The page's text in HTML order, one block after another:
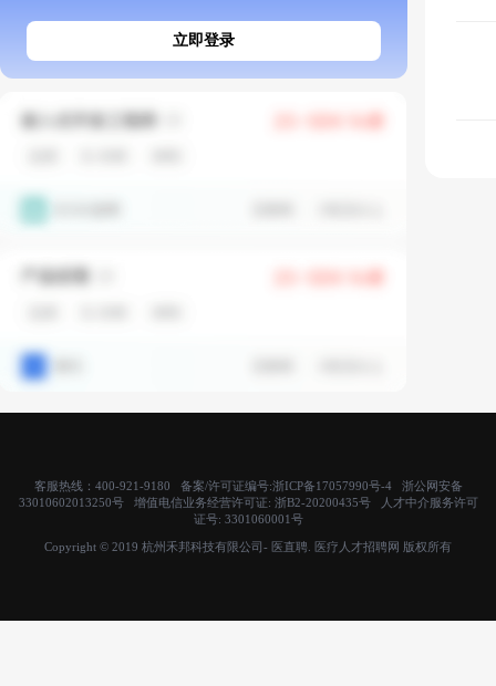
立即登录
客服热线：400-921-9180 备案/许可证编号:浙ICP备17057990号-4浙公网安备
33010602013250号 增值电信业务经营许可证: 浙B2-20200435号人才中介服务许可
证号: 3301060001号
Copyright © 2019 杭州禾邦科技有限公司- 医直聘. 医疗人才招聘网 版权所有